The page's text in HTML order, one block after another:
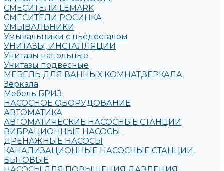
СМЕСИТЕЛИ LEMARK
СМЕСИТЕЛИ РОСИНКА
УМЫВАЛЬНИКИ
Умывальники с пьедесталом
УНИТАЗЫ, ИНСТАЛЛЯЦИИ
Унитазы напольные
Унитазы подвесные
МЕБЕЛЬ ДЛЯ ВАННЫХ КОМНАТ,ЗЕРКАЛА
Зеркала
Мебель БРИЗ
НАСОСНОЕ ОБОРУДОВАНИЕ
АВТОМАТИКА
АВТОМАТИЧЕСКИЕ НАСОСНЫЕ СТАНЦИИ
ВИБРАЦИОННЫЕ НАСОСЫ
ДРЕНАЖНЫЕ НАСОСЫ
КАНАЛИЗАЦИОННЫЕ НАСОСНЫЕ СТАНЦИИ
БЫТОВЫЕ